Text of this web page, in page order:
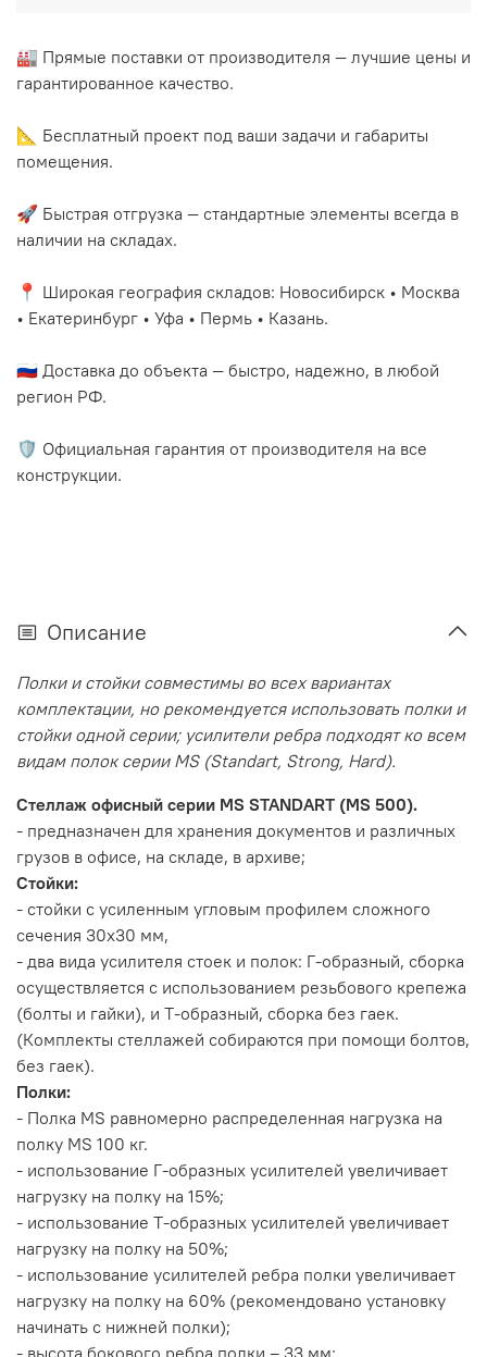
🏭 Прямые поставки от производителя — лучшие цены и
гарантированное качество.
📐 Бесплатный проект под ваши задачи и габариты
помещения.
🚀 Быстрая отгрузка — стандартные элементы всегда в
наличии на складах.
📍 Широкая география складов: Новосибирск • Москва
• Екатеринбург • Уфа • Пермь • Казань.
🇷🇺 Доставка до объекта — быстро, надежно, в любой
регион РФ.
🛡️ Официальная гарантия от производителя на все
конструкции.
Описание
Полки и стойки совместимы во всех вариантах
комплектации, но рекомендуется использовать полки и
стойки одной серии; усилители ребра подходят ко всем
видам полок серии MS (Standart, Strong, Hard).
Стеллаж офисный серии MS STANDART (MS 500).
- предназначен для хранения документов и различных
грузов в офисе, на складе, в архиве;
Стойки:
- стойки с усиленным угловым профилем сложного
сечения 30х30 мм,
- два вида усилителя стоек и полок: Г-образный, сборка
осуществляется с использованием резьбового крепежа
(болты и гайки), и Т-образный, сборка без гаек.
(Комплекты стеллажей собираются при помощи болтов,
без гаек).
Полки:
- Полка MS равномерно распределенная нагрузка на
полку MS 100 кг.
- использование Г-образных усилителей увеличивает
нагрузку на полку на 15%;
- использование Т-образных усилителей увеличивает
нагрузку на полку на 50%;
- использование усилителей ребра полки увеличивает
нагрузку на полку на 60% (рекомендовано установку
начинать с нижней полки);